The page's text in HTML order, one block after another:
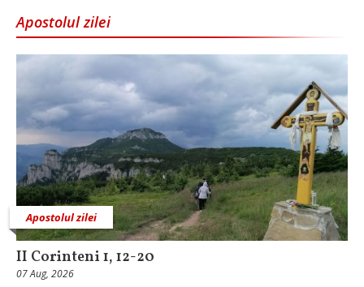
Apostolul zilei
Apostolul zilei
II Corinteni 1, 12-20
07 Aug, 2026